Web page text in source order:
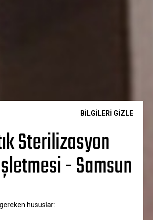
BİLGİLERİ GÖSTER
BİLGİLERİ GİZLE
Sterilizasyon
- Samsun
hususlar: